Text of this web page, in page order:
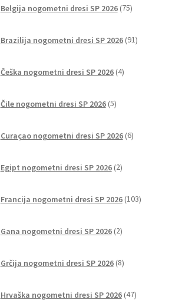
Belgija nogometni dresi SP 2026 75izdelkov
Brazilija nogometni dresi SP 2026 91izdelkov
Češka nogometni dresi SP 2026 4izdelki
Čile nogometni dresi SP 2026 5izdelkov
Curaçao nogometni dresi SP 2026 6izdelkov
Egipt nogometni dresi SP 2026 2izdelka
Francija nogometni dresi SP 2026 103izdelki
Gana nogometni dresi SP 2026 2izdelka
Grčija nogometni dresi SP 2026 8izdelkov
Hrvaška nogometni dresi SP 2026 47izdelkov